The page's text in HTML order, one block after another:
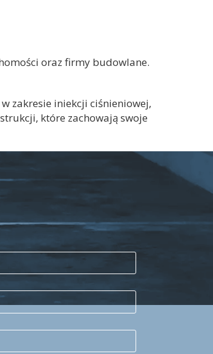
oraz firmy budowlane.
zakresie iniekcji ciśnieniowej,
które zachowają swoje